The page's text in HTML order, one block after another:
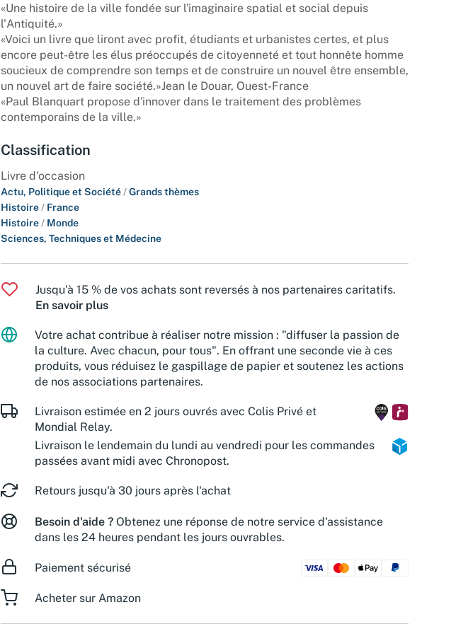
«Une histoire de la ville fondée sur l'imaginaire spatial et social depuis
l'Antiquité.»
«Voici un livre que liront avec profit, étudiants et urbanistes certes, et plus
encore peut-être les élus préoccupés de citoyenneté et tout honnête homme
soucieux de comprendre son temps et de construire un nouvel être ensemble,
un nouvel art de faire société.»Jean le Douar, Ouest-France
«Paul Blanquart propose d'innover dans le traitement des problèmes
contemporains de la ville.»
Classification
Livre d'occasion
Actu, Politique et Société /Grands thèmes
Histoire / France
Histoire / Monde
Sciences, Techniques et Médecine
Jusqu'à 15 % de vos achats sont reversés à nos partenaires caritatifs.
En savoir plus
Votre achat contribue à réaliser notre mission : "diffuser la passion de
la culture. Avec chacun, pour tous". En offrant une seconde vie à ces
produits, vous réduisez le gaspillage de papier et soutenez les actions
de nos associations partenaires.
Livraison estimée en 2 jours ouvrés avec Colis Privé et
Mondial Relay.
Livraison le lendemain du lundi au vendredi pour les commandes
passées avant midi avec Chronopost.
Retours jusqu'à 30 jours après l'achat
Besoin d'aide ? Obtenez une réponse de notre service d'assistance
dans les 24 heures pendant les jours ouvrables.
Paiement sécurisé
Acheter sur Amazon